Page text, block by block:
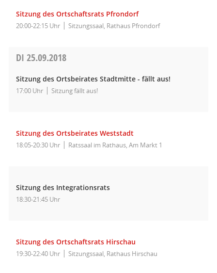
Sitzung des Ortschaftsrats Pfrondorf
20:00-22:15 Uhr Sitzungssaal, Rathaus Pfrondorf
DI 25.09.2018
Sitzung des Ortsbeirates Stadtmitte - fällt aus!
17:00 Uhr Sitzung fällt aus!
Sitzung des Ortsbeirates Weststadt
18:05-20:30 Uhr Ratssaal im Rathaus, Am Markt 1
Sitzung des Integrationsrats
18:30-21:45 Uhr
Sitzung des Ortschaftsrats Hirschau
19:30-22:40 Uhr Sitzungssaal, Rathaus Hirschau